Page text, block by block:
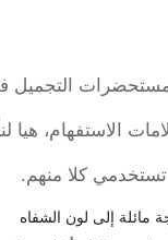
مستحضرات التجميل
الاستفهام،
كلا منهم.
مائلة إلى لون الشفاه